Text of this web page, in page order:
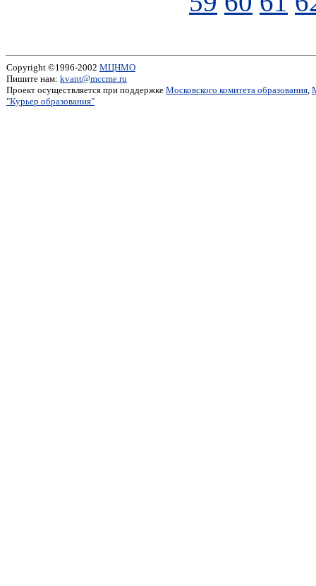
Copyright ©1996-2002 МЦНМО
Пишите нам: kvant@mccme.ru
Проект осуществляется при поддержке Московского комитета образования,
"Курьер образования"